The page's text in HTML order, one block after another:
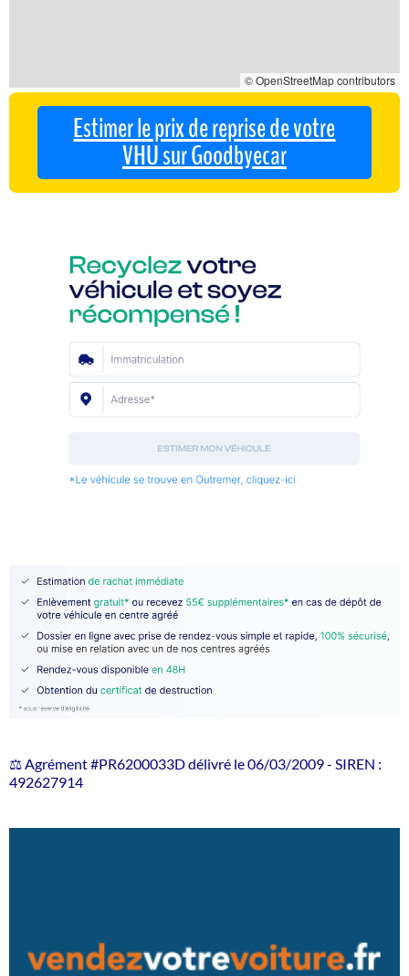
© OpenStreetMap contributors
Estimer le prix de reprise de votre
VHU sur Goodbyecar
⚖️ Agrément #PR6200033D délivré le 06/03/2009 - SIREN :
492627914